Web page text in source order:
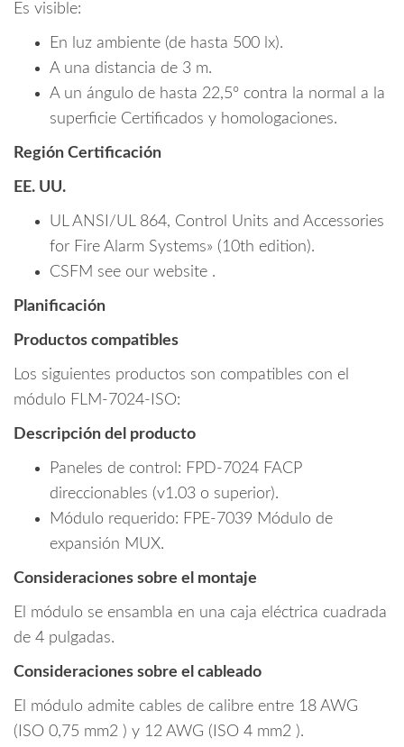
Es visible:
En luz ambiente (de hasta 500 lx).
A una distancia de 3 m.
A un ángulo de hasta 22,5º contra la normal a la
superficie Certificados y homologaciones.
Región Certificación
EE. UU.
UL ANSI/UL 864, Control Units and Accessories
for Fire Alarm Systems» (10th edition).
CSFM see our website .
Planificación
Productos compatibles
Los siguientes productos son compatibles con el
módulo FLM-7024-ISO:
Descripción del producto
Paneles de control: FPD-7024 FACP
direccionables (v1.03 o superior).
Módulo requerido: FPE-7039 Módulo de
expansión MUX.
Consideraciones sobre el montaje
El módulo se ensambla en una caja eléctrica cuadrada
de 4 pulgadas.
Consideraciones sobre el cableado
El módulo admite cables de calibre entre 18 AWG
(ISO 0,75 mm2 ) y 12 AWG (ISO 4 mm2 ).